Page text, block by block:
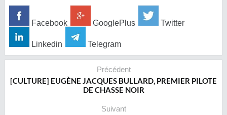
Facebook GooglePlus Twitter
Linkedin Telegram
Précédent
[CULTURE] EUGÈNE JACQUES BULLARD, PREMIER PILOTE
DE CHASSE NOIR
Suivant